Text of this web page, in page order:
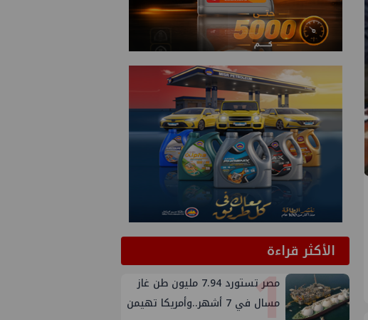
الأكثر قراءة
1
مصر تستورد 7.94 مليون طن غاز
مسال في 7 أشهر..وأمريكا تهيمن